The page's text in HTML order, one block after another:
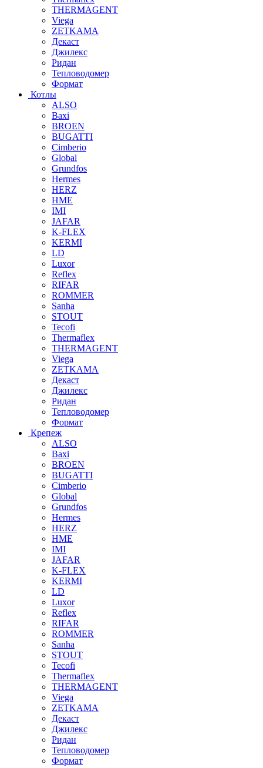
THERMAGENT
Viega
ZETKAMA
Декаст
Джилекс
Ридан
Тепловодомер
Формат
Котлы
ALSO
Baxi
BROEN
BUGATTI
Cimberio
Global
Grundfos
Hermes
HERZ
HME
IMI
JAFAR
K-FLEX
KERMI
LD
Luxor
Reflex
RIFAR
ROMMER
Sanha
STOUT
Tecofi
Thermaflex
THERMAGENT
Viega
ZETKAMA
Декаст
Джилекс
Ридан
Тепловодомер
Формат
Крепеж
ALSO
Baxi
BROEN
BUGATTI
Cimberio
Global
Grundfos
Hermes
HERZ
HME
IMI
JAFAR
K-FLEX
KERMI
LD
Luxor
Reflex
RIFAR
ROMMER
Sanha
STOUT
Tecofi
Thermaflex
THERMAGENT
Viega
ZETKAMA
Декаст
Джилекс
Ридан
Тепловодомер
Формат